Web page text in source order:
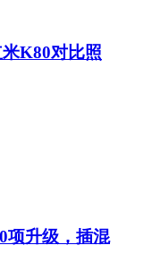
K80对比照
项升级，插混